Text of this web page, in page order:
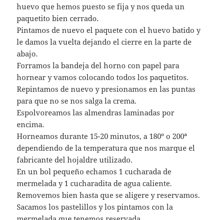
huevo que hemos puesto se fija y nos queda un
paquetito bien cerrado.
Pintamos de nuevo el paquete con el huevo batido y
le damos la vuelta dejando el cierre en la parte de
abajo.
Forramos la bandeja del horno con papel para
hornear y vamos colocando todos los paquetitos.
Repintamos de nuevo y presionamos en las puntas
para que no se nos salga la crema.
Espolvoreamos las almendras laminadas por
encima.
Horneamos durante 15-20 minutos, a 180º o 200ª
dependiendo de la temperatura que nos marque el
fabricante del hojaldre utilizado.
En un bol pequeño echamos 1 cucharada de
mermelada y 1 cucharadita de agua caliente.
Removemos bien hasta que se aligere y reservamos.
Sacamos los pastelillos y los pintamos con la